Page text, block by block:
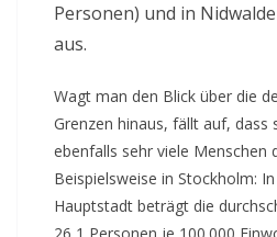
Personen) und in
aus.
Wagt man den Blick über die
Grenzen hinaus, fällt auf, dass
ebenfalls sehr viele Menschen
Beispielsweise in Stockholm:
Hauptstadt beträgt die